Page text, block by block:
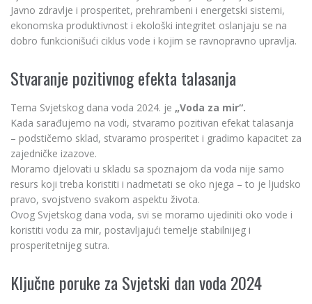
Javno zdravlje i prosperitet, prehrambeni i energetski sistemi,
ekonomska produktivnost i ekološki integritet oslanjaju se na
dobro funkcionišući ciklus vode i kojim se ravnopravno upravlja.
Stvaranje pozitivnog efekta talasanja
Tema Svjetskog dana voda 2024. je „Voda za mir“.
Kada sarađujemo na vodi, stvaramo pozitivan efekat talasanja
– podstičemo sklad, stvaramo prosperitet i gradimo kapacitet za
zajedničke izazove.
Moramo djelovati u skladu sa spoznajom da voda nije samo
resurs koji treba koristiti i nadmetati se oko njega – to je ljudsko
pravo, svojstveno svakom aspektu života.
Ovog Svjetskog dana voda, svi se moramo ujediniti oko vode i
koristiti vodu za mir, postavljajući temelje stabilnijeg i
prosperitetnijeg sutra.
Ključne poruke za Svjetski dan voda 2024